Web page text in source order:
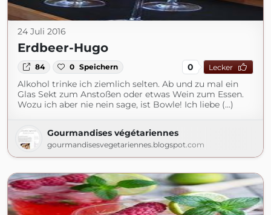
24 Juli 2016
Erdbeer-Hugo
84 0 Speichern 0 Lecker
Alkohol trinke ich ziemlich selten. Ab und zu mal ein
Glas Sekt zum Anstoßen oder etwas Wein zum Essen.
Wozu ich aber nie nein sage, ist Bowle! Ich liebe (...)
Gourmandises végétariennes
gourmandisesvegetariennes.blogspot.com